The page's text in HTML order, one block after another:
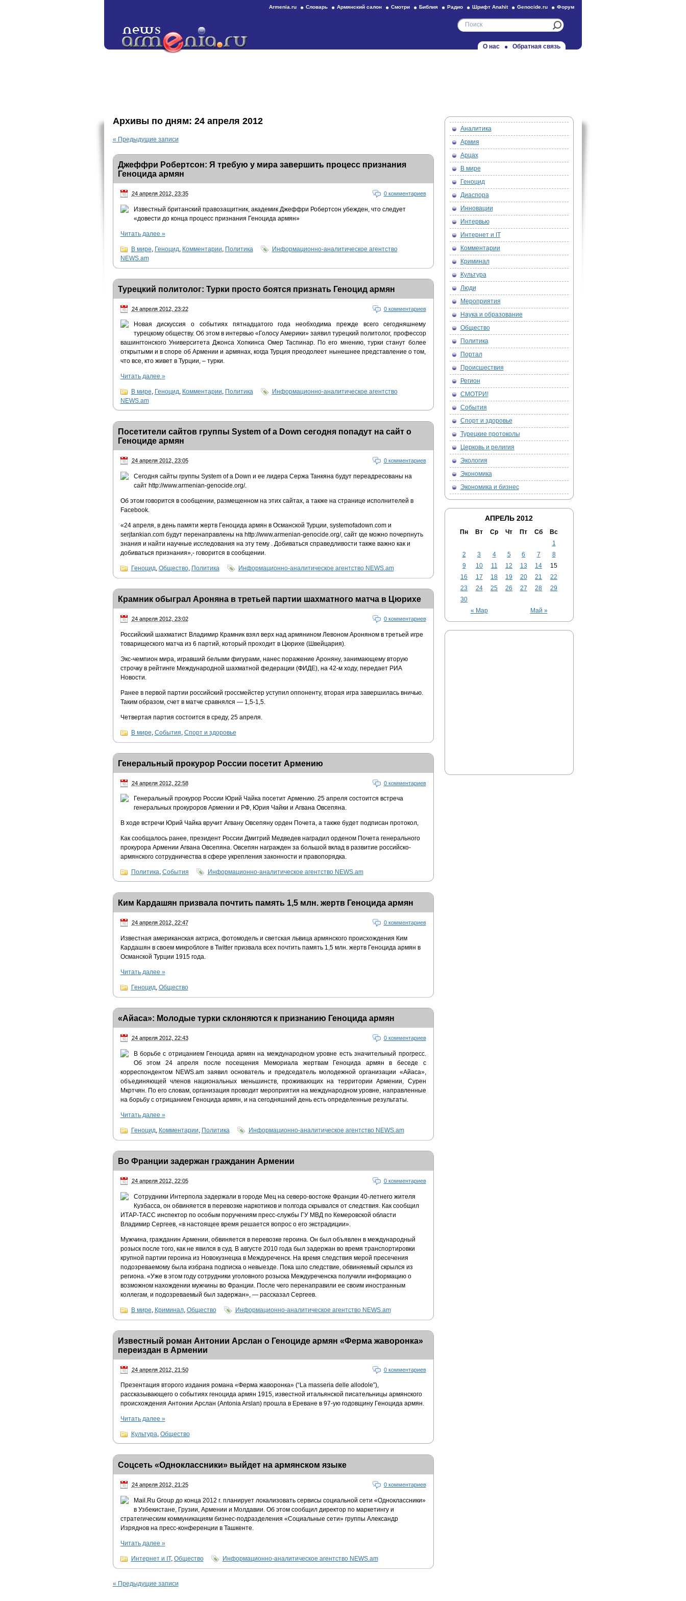
Armenia.ru Словарь Армянский салон Смотри Библия Радио Шрифт Anahit Genocide.ru Форум
О нас Обратная связь
Архивы по дням: 24 апреля 2012
« Предыдущие записи
Джеффри Робертсон: Я требую у мира завершить процесс признания
Геноцида армян
24 апреля 2012, 23:35 0 комментариев
Известный британский правозащитник, академик Джеффри Робертсон убежден, что следует
«довести до конца процесс признания Геноцида армян»
Читать далее »
В мире Геноцид Комментарии Политика
Информационно-аналитическое агентство
NEWS.am
Турецкий политолог: Турки просто боятся признать Геноцид армян
24 апреля 2012, 23:22 0 комментариев
Новая дискуссия о событиях пятнадцатого года необходима прежде всего сегодняшнему
турецкому обществу. Об этом в интервью «Голосу Америки» заявил турецкий политолог, профессор
вашингтонского Университета Джонса Хопкинса Омер Таспинар. По его мнению, турки станут более
открытыми и в споре об Армении и армянах, когда Турция преодолеет нынешнее представление о том,
что все, кто живет в Турции, – турки.
Читать далее »
В мире, Геноцид, Комментарии, Политика
Информационно-аналитическое агентство
NEWS.am
Посетители сайтов группы System of a Down сегодня попадут на сайт о
Геноциде армян
24 апреля 2012, 23:05 0 комментариев
Сегодня сайты группы System of a Down и ее лидера Сержа Танкяна будут переадресованы на
сайт http://www.armenian-genocide.org/.
Об этом говорится в сообщении, размещенном на этих сайтах, а также на странице исполнителей в
Facebook.
«24 апреля, в день памяти жертв Геноцида армян в Османской Турции, systemofadown.com и
serjtankian.com будут перенаправлены на http://www.armenian-genocide.org/, сайт где можно почерпнуть
знания и найти научные исследования на эту тему . Добиваться справедливости также важно как и
добиваться признания»,- говорится в сообщении.
Геноцид, Общество, Политика Информационно-аналитическое агентство NEWS.am
Крамник обыграл Ароняна в третьей партии шахматного матча в Цюрихе
24 апреля 2012, 23:02 0 комментариев
Российский шахматист Владимир Крамник взял верх над армянином Левоном Ароняном в третьей игре
товарищеского матча из 6 партий, который проходит в Цюрихе (Швейцария).
Экс-чемпион мира, игравший белыми фигурами, нанес поражение Ароняну, занимающему вторую
строчку в рейтинге Международной шахматной федерации (ФИДЕ), на 42-м ходу, передает РИА
Новости.
Ранее в первой партии российский гроссмейстер уступил оппоненту, вторая игра завершилась вничью.
Таким образом, счет в матче сравнялся — 1,5-1,5.
Четвертая партия состоится в среду, 25 апреля.
В мире События Спорт и здоровье
Генеральный прокурор России посетит Армению
24 апреля 2012, 22:58 0 комментариев
Генеральный прокурор России Юрий Чайка посетит Армению. 25 апреля состоится встреча
генеральных прокуроров Армении и РФ, Юрия Чайки и Агвана Овсепяна.
В ходе встречи Юрий Чайка вручит Агвану Овсепяну орден Почета, а также будет подписан протокол,
Как сообщалось ранее, президент России Дмитрий Медведев наградил орденом Почета генерального
прокурора Армении Агвана Овсепяна. Овсепян награжден за большой вклад в развитие российско-
армянского сотрудничества в сфере укрепления законности и правопорядка.
Политика, События Информационно-аналитическое агентство NEWS.am
Ким Кардашян призвала почтить память 1,5 млн. жертв Геноцида армян
24 апреля 2012, 22:47 0 комментариев
Известная американская актриса, фотомодель и светская львица армянского происхождения Ким
Кардашян в своем микроблоге в Twitter призвала всех почтить память 1,5 млн. жертв Геноцида армян в
Османской Турции 1915 года.
Читать далее »
Геноцид, Общество
«Айаса»: Молодые турки склоняются к признанию Геноцида армян
24 апреля 2012, 22:43 0 комментариев
В борьбе с отрицанием Геноцида армян на международном уровне есть значительный прогресс.
Об этом 24 апреля после посещения Мемориала жертвам Геноцида армян в беседе с
корреспондентом NEWS.am заявил основатель и председатель молодежной организации «Айаса»,
объединяющей членов национальных меньшинств, проживающих на территории Армении, Сурен
Мкртчян. По его словам, организация проводит мероприятия на международном уровне, направленные
на борьбу с отрицанием Геноцида армян, и на сегодняшний день есть определенные результаты.
Читать далее »
Геноцид, Комментарии, Политика Информационно-аналитическое агентство NEWS.am
Во Франции задержан гражданин Армении
24 апреля 2012, 22:05 0 комментариев
Сотрудники Интерпола задержали в городе Мец на северо-востоке Франции 40-летнего жителя
Кузбасса, он обвиняется в перевозке наркотиков и полгода скрывался от следствия. Как сообщил
ИТАР-ТАСС инспектор по особым поручениям пресс-службы ГУ МВД по Кемеровской области
Владимир Сергеев, «в настоящее время решается вопрос о его экстрадиции».
Мужчина, гражданин Армении, обвиняется в перевозке героина. Он был объявлен в международный
розыск после того, как не явился в суд. В августе 2010 года был задержан во время транспортировки
крупной партии героина из Новокузнецка в Междуреченск. На время следствия мерой пресечения
подозреваемому была избрана подписка о невыезде. Пока шло следствие, обвиняемый скрылся из
региона. «Уже в этом году сотрудники уголовного розыска Междуреченска получили информацию о
возможном нахождении мужчины во Франции. После чего перенаправили ее своим иностранным
коллегам, и подозреваемый был задержан», — рассказал Сергеев.
В мире Криминал, Общество Информационно-аналитическое агентство NEWS.am
Известный роман Антонии Арслан о Геноциде армян «Ферма жаворонка»
переиздан в Армении
24 апреля 2012, 21:50 0 комментариев
Презентация второго издания романа «Ферма жаворонка» (“La masseria delle allodole”),
рассказывающего о событиях геноцида армян 1915, известной итальянской писательницы армянского
происхождения Антонии Арслан (Antonia Arslan) прошла в Ереване в 97-ую годовщину Геноцида армян.
Читать далее »
Культура, Общество
Соцсеть «Одноклассники» выйдет на армянском языке
24 апреля 2012, 21:25 0 комментариев
Mail.Ru Group до конца 2012 г. планирует локализовать сервисы социальной сети «Одноклассники»
в Узбекистане, Грузии, Армении и Молдавии. Об этом сообщил директор по маркетингу и
стратегическим коммуникациям бизнес-подразделения «Социальные сети» группы Александр
Изряднов на пресс-конференции в Ташкенте.
Читать далее »
Интернет и IT, Общество Информационно-аналитическое агентство NEWS.am
« Предыдущие записи
Аналитика
Армия
Арцах
В мире
Геноцид
Диаспора
Инновации
Интервью
Интернет и IT
Комментарии
Криминал
Культура
Люди
Мероприятия
Наука и образование
Общество
Политика
Портал
Происшествия
Регион
СМОТРИ!
События
Спорт и здоровье
Турецкие протоколы
Церковь и религия
Экология
Экономика
Экономика и бизнес
АПРЕЛЬ 2012
Пн Вт Ср Чт Пт Сб Вс
« Мар Май »
1
2
3 4 5 6 7
8
9
10 11 12 13 14
15
16
17 18 19 20 21
22
23
24 25 26 27 28
29
30